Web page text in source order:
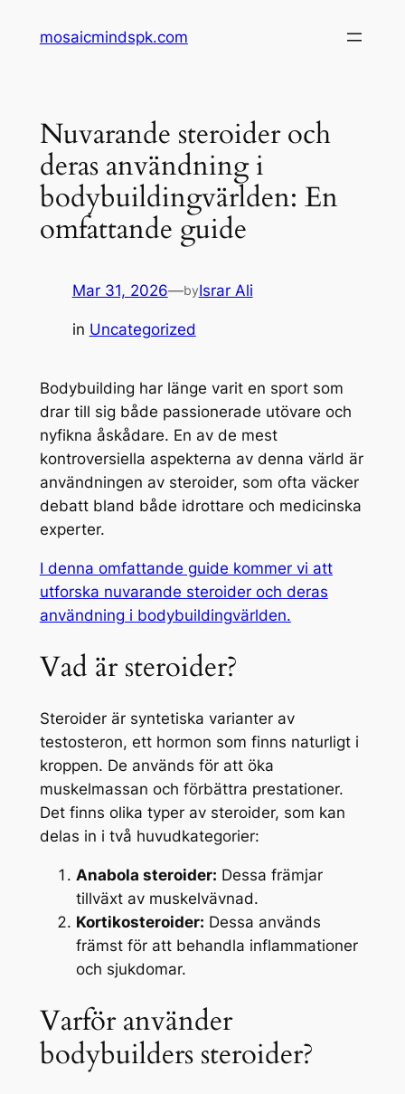
mosaicmindspk.com
Nuvarande steroider och
deras användning i
bodybuildingvärlden: En
omfattande guide
Mar 31, 2026—byIsrar Ali
in Uncategorized
Bodybuilding har länge varit en sport som
drar till sig både passionerade utövare och
nyfikna åskådare. En av de mest
kontroversiella aspekterna av denna värld är
användningen av steroider, som ofta väcker
debatt bland både idrottare och medicinska
experter.
I denna omfattande guide kommer vi att
utforska nuvarande steroider och deras
användning i bodybuildingvärlden.
Vad är steroider?
Steroider är syntetiska varianter av
testosteron, ett hormon som finns naturligt i
kroppen. De används för att öka
muskelmassan och förbättra prestationer.
Det finns olika typer av steroider, som kan
delas in i två huvudkategorier:
Anabola steroider: Dessa främjar
tillväxt av muskelvävnad.
Kortikosteroider: Dessa används
främst för att behandla inflammationer
och sjukdomar.
Varför använder
bodybuilders steroider?